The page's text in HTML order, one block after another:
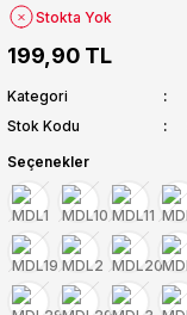
Stokta Yok
199,90 TL
Kategori
Stok Kodu
Seçenekler